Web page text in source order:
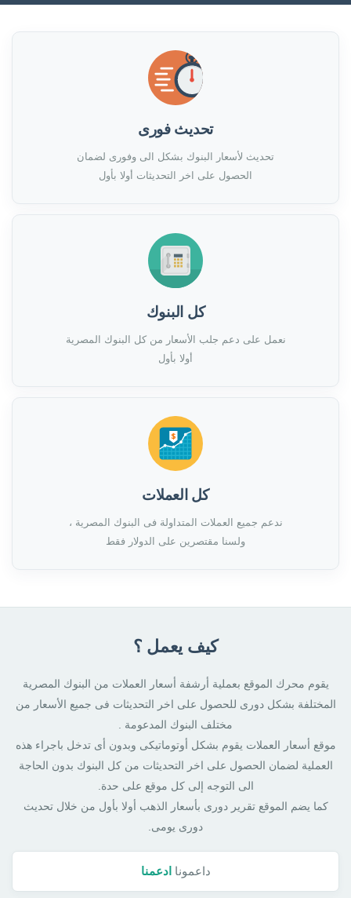
تحديث فورى
تحديث لأسعار البنوك بشكل الى وفورى لضمان
الحصول على اخر التحديثات أولا بأول
كل البنوك
نعمل على دعم جلب الأسعار من كل البنوك المصرية
أولا بأول
كل العملات
ندعم جميع العملات المتداولة فى البنوك المصرية ،
ولسنا مقتصرين على الدولار فقط
كيف يعمل ؟
يقوم محرك الموقع بعملية أرشفة أسعار العملات من البنوك المصرية
المختلفة بشكل دورى للحصول على اخر التحديثات فى جميع الأسعار من
مختلف البنوك المدعومة .
موقع أسعار العملات يقوم بشكل أوتوماتيكى وبدون أى تدخل باجراء هذه
العملية لضمان الحصول على اخر التحديثات من كل البنوك بدون الحاجة
الى التوجه إلى كل موقع على حدة.
كما يضم الموقع تقرير دورى بأسعار الذهب أولا بأول من خلال تحديث
دورى يومى.
داعمونا ادعمنا